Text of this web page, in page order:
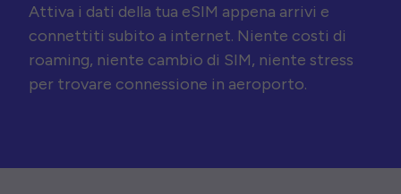
Attiva i dati della tua eSIM appena arrivi e
connettiti subito a internet. Niente costi di
roaming, niente cambio di SIM, niente stress
per trovare connessione in aeroporto.